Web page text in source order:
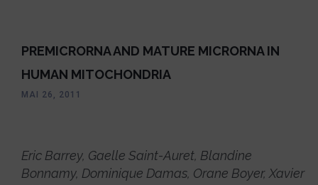
PREMICRORNA AND MATURE MICRORNA IN
HUMAN MITOCHONDRIA
MAI 26, 2011
Eric Barrey, Gaelle Saint-Auret, Blandine
Bonnamy, Dominique Damas, Orane Boyer, Xavier